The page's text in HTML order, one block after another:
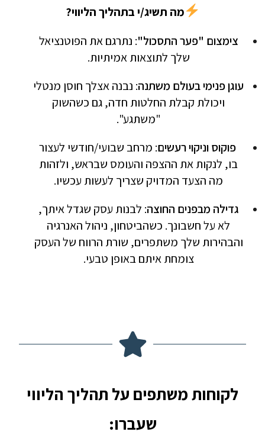
מה תשיג/י בתהליך הליווי?
צימצום "פער התסכול": נתרגם את הפוטנציאל
שלך לתוצאות אמיתיות.
עוגן פנימי בעולם משתנה: נבנה אצלך חוסן מנטלי
ויכולת קבלת החלטות חדה, גם כשהשוק
"משתגע".
פוקוס וניקוי רעשים: מרחב שבועי/חודשי לעצור
בו, לנקות את ההצפה והעומס שבראש, ולזהות
מה הצעד המדויק שצריך לעשות עכשיו.
גדילה מבפנים החוצה: לבנות עסק שגדל איתך,
לא על חשבונך. כשהביטחון, ניהול האנרגיה
והבהירות שלך משתפרים, שורת הרווח של העסק
צומחת איתם באופן טבעי.
לקוחות משתפים על תהליך הליווי
שעברו: